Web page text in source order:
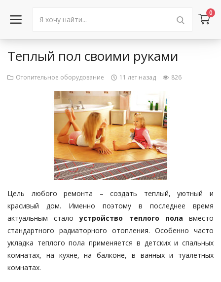
0
Войти в аккаунт
Объявления
Контакты
Город: Колумбус
Теплый пол своими руками
Отопительное оборудование 11 лет назад 826
Цель любого ремонта – создать теплый, уютный и
красивый дом. Именно поэтому в последнее время
актуальным сталоустройство теплого пола вместо
стандартного радиаторного отопления. Особенно часто
укладка теплого пола применяется в детских и спальных
комнатах, на кухне, на балконе, в ванных и туалетных
комнатах.